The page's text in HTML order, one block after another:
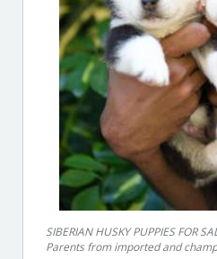
SIBERIAN HUSKY PUPPIES FOR
Parents from imported and